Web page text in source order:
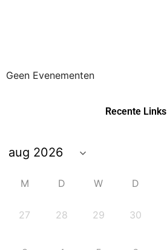
Geen Evenementen
Recente Links
M D W D
27 28 29 30